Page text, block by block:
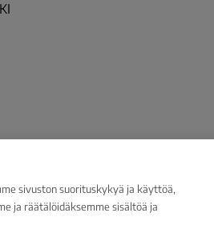
sivuston suorituskykyä ja käyttöä,
ja räätälöidäksemme sisältöä ja